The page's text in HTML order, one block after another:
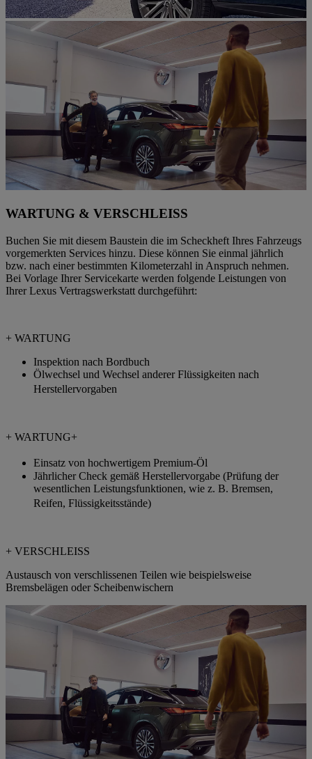
WARTUNG & VERSCHLEISS
Buchen Sie mit diesem Baustein die im Scheckheft Ihres Fahrzeugs
vorgemerkten Services hinzu. Diese können Sie einmal jährlich
bzw. nach einer bestimmten Kilometerzahl in Anspruch nehmen.
Bei Vorlage Ihrer Servicekarte werden folgende Leistungen von
Ihrer Lexus Vertragswerkstatt durchgeführt:
+ WARTUNG
Inspektion nach Bordbuch
Ölwechsel und Wechsel anderer Flüssigkeiten nach
Herstellervorgaben
+ WARTUNG+
Einsatz von hochwertigem Premium-Öl
Jährlicher Check gemäß Herstellervorgabe (Prüfung der
wesentlichen Leistungsfunktionen, wie z. B. Bremsen,
Reifen, Flüssigkeitsstände)
+ VERSCHLEISS
Austausch von verschlissenen Teilen wie beispielsweise
Bremsbelägen oder Scheibenwischern